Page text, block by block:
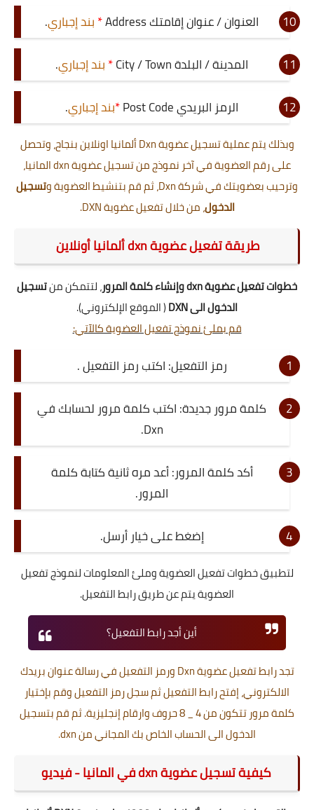
العنوان / عنوان إقامتك Address *بند إجباري.
المدينة / البلدة City / Town
*بند إجباري.
الرمز البريدي Post Code
*بند إجباري.
وبذلك يتم عملية تسجيل عضوية Dxn ألمانيا اونلاين بنجاح، وتحصل
على رقم العضوية في آخر نموذج من تسجيل عضوية dxn المانيا،
وترحيب بعضويتك في شركة Dxn، ثم قم بتنشيط العضوية و
تسجيل
الدخول، من خلال تفعيل عضوية DXN.
طريقة تفعيل عضوية dxn ألمانيا أونلاين
خطوات تفعيل عضوية dxn وإنشاء كلمة المرور ، لتتمكن منتسجيل
الدخول الى DXN
( الموقع الإلكتروني).
قم بملئ نموذج تفعيل العضوية كالآتي:
رمز التفعيل: اكتب رمز التفعيل .
كلمة مرور جديدة: اكتب كلمة مرور لحسابك في
Dxn.
أكد كلمة المرور: أعد مره ثانية كتابة كلمة
المرور.
إضغط على خيار أرسل.
لتطبيق خطوات تفعيل العضوية وملئ المعلومات لنموذج تفعيل
العضوية يتم عن طريق رابط التفعيل.
أين أجد رابط التفعيل؟
تجد رابط تفعيل عضوية Dxn ورمز التفعيل في رسالة عنوان بريدك
الالكتروني، إفتح رابط التفعيل ثم سجل رمز التفعيل وقم بإختيار
كلمة مرور تتكون من 4 _ 8 حروف وارقام إنجليزية. ثم قم بتسجيل
الدخول الى الحساب الخاص بك المجاني من dxn
.
كيفية تسجيل عضوية dxn في المانيا - فيديو